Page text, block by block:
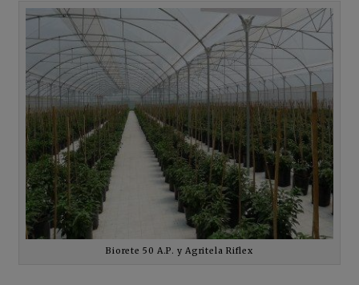
Biorete 50 A.P. y Agritela Riflex